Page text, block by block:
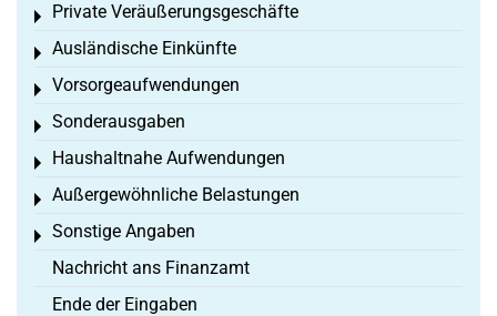
Private Veräußerungsgeschäfte
Toggle menu
Ausländische Einkünfte
Toggle menu
Vorsorgeaufwendungen
Toggle menu
Sonderausgaben
Toggle menu
Haushaltnahe Aufwendungen
Toggle menu
Außergewöhnliche Belastungen
Toggle menu
Sonstige Angaben
Toggle menu
Nachricht ans Finanzamt
Ende der Eingaben